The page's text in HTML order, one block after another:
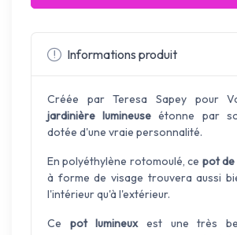
Informations produit
Créée par Teresa Sapey pour
jardinière lumineuse étonne par
dotée d'une vraie personnalité.
En polyéthylène rotomoulé, ce pot de
à forme de visage trouvera aussi
l'intérieur qu'à l'extérieur.
Ce pot lumineuxest une très